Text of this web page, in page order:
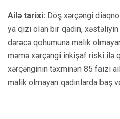
Ailə tarixi: Döş xərçəngi
ya qızı olan bir qadın,
dərəcə qohumuna malik
məmə xərçəngi inkişaf riski ilə
xərçənginin təxminən 85 faizi
malik olmayan qadınlarda baş